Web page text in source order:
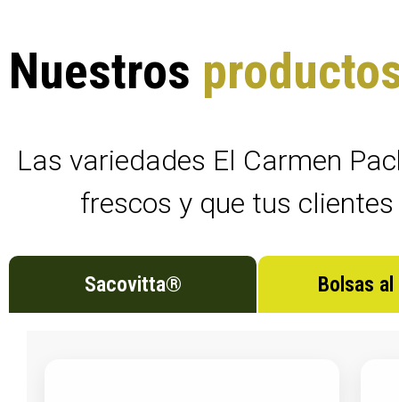
Nuestros
Las variedades El Carmen
frescos y que tus
Sacovitta® Bolsas